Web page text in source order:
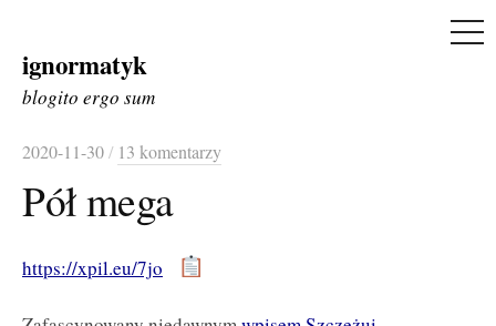
Skip
to
ignormatyk
blogito ergo sum
2020-11-30/ 13 komentarzy
Pół mega
https://xpil.eu/7jo